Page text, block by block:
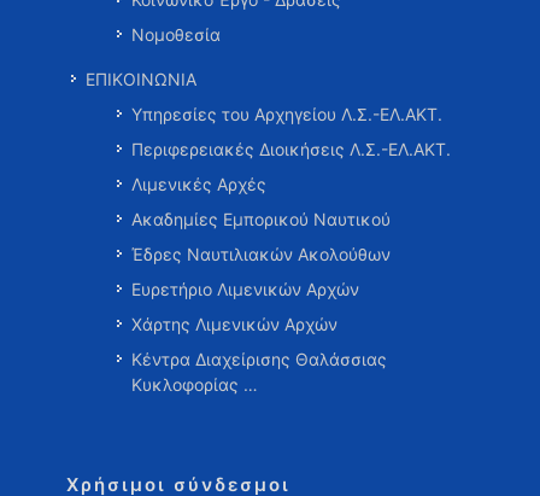
Νομοθεσία
ΕΠΙΚΟΙΝΩΝΙΑ
Υπηρεσίες του Αρχηγείου Λ.Σ.-ΕΛ.ΑΚΤ.
Περιφερειακές Διοικήσεις Λ.Σ.-ΕΛ.ΑΚΤ.
Λιμενικές Αρχές
Ακαδημίες Εμπορικού Ναυτικού
Έδρες Ναυτιλιακών Ακολούθων
Ευρετήριο Λιμενικών Αρχών
Χάρτης Λιμενικών Αρχών
Κέντρα Διαχείρισης Θαλάσσιας
Κυκλοφορίας …
Χρήσιμοι σύνδεσμοι